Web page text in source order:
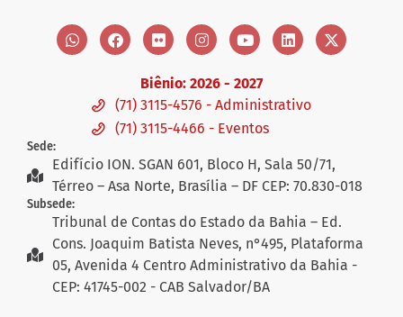
Biênio: 2026 - 2027
(71) 3115-4576 - Administrativo
(71) 3115-4466 - Eventos
Sede:
Edifício ION. SGAN 601, Bloco H, Sala 50/71,
Térreo – Asa Norte, Brasília – DF CEP: 70.830-018
Subsede:
Tribunal de Contas do Estado da Bahia – Ed.
Cons. Joaquim Batista Neves, n°495, Plataforma
05, Avenida 4 Centro Administrativo da Bahia -
CEP: 41745-002 - CAB Salvador/BA